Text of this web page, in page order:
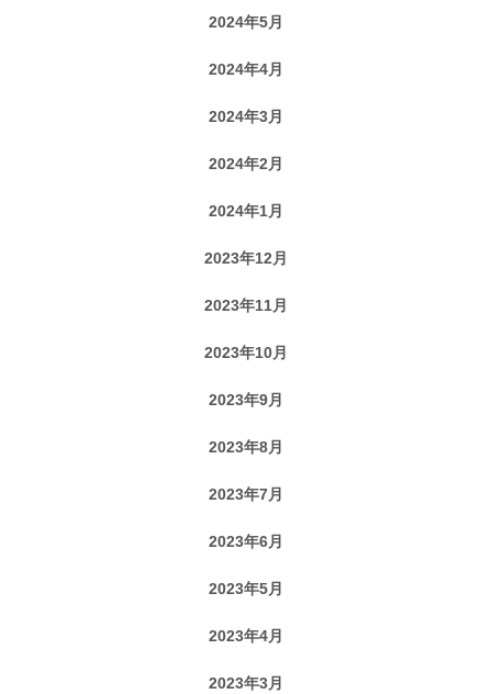
2024年5月
2024年4月
2024年3月
2024年2月
2024年1月
2023年12月
2023年11月
2023年10月
2023年9月
2023年8月
2023年7月
2023年6月
2023年5月
2023年4月
2023年3月